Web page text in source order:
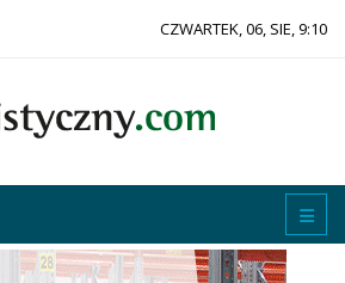
CZWARTEK, 06, SIE, 9:10